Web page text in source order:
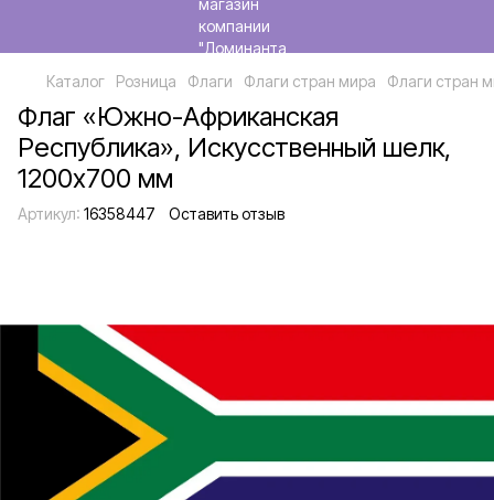
Каталог Розница Флаги Флаги стран мира Флаги стран
Флаг «Южно-Африканская
Республика», Искусственный шелк,
1200х700 мм
Артикул: 16358447 Оставить отзыв